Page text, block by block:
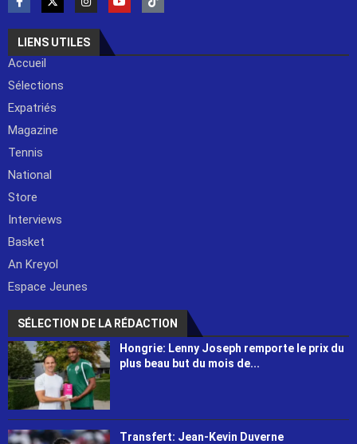
LIENS UTILES
Accueil
Sélections
Expatriés
Magazine
Tennis
National
Store
Interviews
Basket
An Kreyol
Espace Jeunes
SÉLECTION DE LA RÉDACTION
Hongrie: Lenny Joseph remporte le prix du
plus beau but du mois de...
Transfert: Jean-Kevin Duverne